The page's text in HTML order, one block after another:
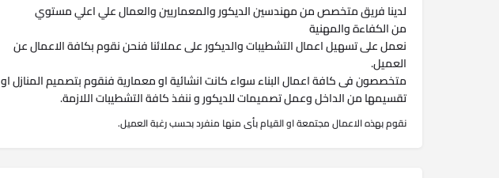
لدينا فريق متخصص من مهندسين الديكور والمعماريين والعمال علي اعلي مستوي
من الكفاءة والمهنية
نعمل على تسهيل اعمال التشطيبات والديكور على عملائنا فنحن نقوم بكافة الاعمال عن
العميل.
متخصصون فى كافة اعمال البناء سواء كانت انشائية او معمارية فنقوم بتصميم المنازل او
تقسيمها من الداخل وعمل تصميمات للديكور و ننفذ كافة التشطيبات اللازمة.
نقوم بهذه الاعمال مجتمعة او القيام بأى منها منفرد بحسب رغبة العميل.